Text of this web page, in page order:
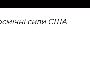
сили США